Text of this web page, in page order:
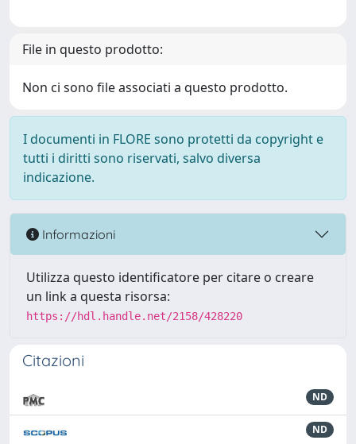
File in questo prodotto:
Non ci sono file associati a questo prodotto.
I documenti in FLORE sono protetti da copyright e
tutti i diritti sono riservati, salvo diversa
indicazione.
Informazioni
Utilizza questo identificatore per citare o creare
un link a questa risorsa:
https://hdl.handle.net/2158/428220
Citazioni
ND
ND